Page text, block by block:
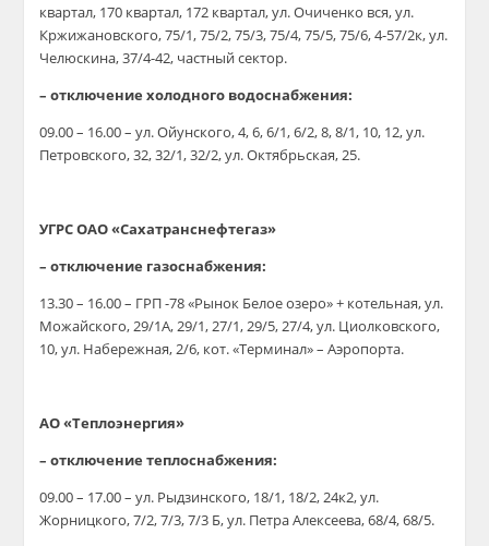
квартал, 170 квартал, 172 квартал, ул. Очиченко вся, ул.
Кржижановского, 75/1, 75/2, 75/3, 75/4, 75/5, 75/6, 4-57/2к, ул.
Челюскина, 37/4-42, частный сектор.
– отключение холодного водоснабжения:
09.00 – 16.00 – ул. Ойунского, 4, 6, 6/1, 6/2, 8, 8/1, 10, 12, ул.
Петровского, 32, 32/1, 32/2, ул. Октябрьская, 25.
УГРС ОАО «Сахатранснефтегаз»
– отключение газоснабжения:
13.30 – 16.00 – ГРП -78 «Рынок Белое озеро» + котельная, ул.
Можайского, 29/1А, 29/1, 27/1, 29/5, 27/4, ул. Циолковского,
10, ул. Набережная, 2/6, кот. «Терминал» – Аэропорта.
АО «Теплоэнергия»
– отключение теплоснабжения:
09.00 – 17.00 – ул. Рыдзинского, 18/1, 18/2, 24к2, ул.
Жорницкого, 7/2, 7/3, 7/3 Б, ул. Петра Алексеева, 68/4, 68/5.